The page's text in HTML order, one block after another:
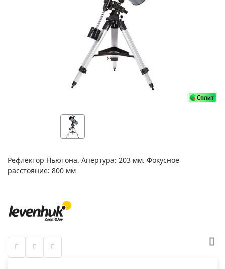
Рефлектор Ньютона. Апертура: 203 мм. Фокусное
расстояние: 800 мм